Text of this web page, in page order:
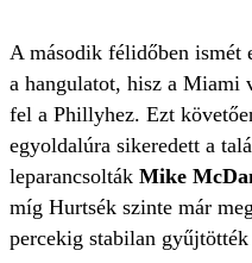
A második félidőben ismét
a hangulatot, hisz a Miami
fel a Phillyhez. Ezt
egyoldalúra sikeredett a
leparancsolták Mike
míg Hurtsék szinte már
percekig stabilan